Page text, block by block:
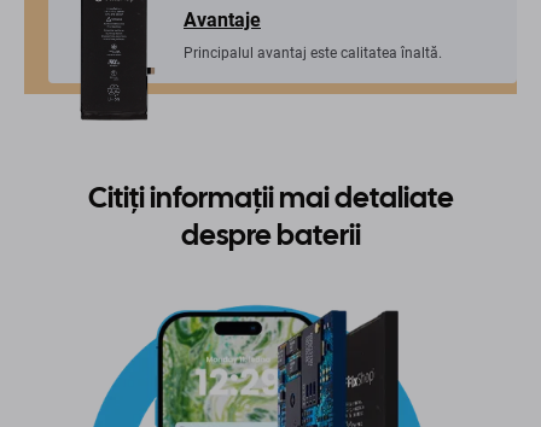
Avantaje
Principalul avantaj este calitatea înaltă.
Citiți informații mai detaliate
despre baterii